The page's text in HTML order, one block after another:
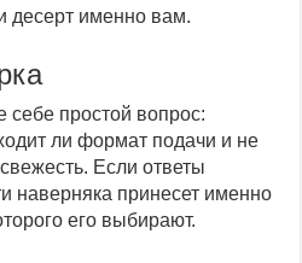
десерт именно вам.
себе простой вопрос:
ли формат подачи и не
Если ответы
наверняка принесет именно
его выбирают.